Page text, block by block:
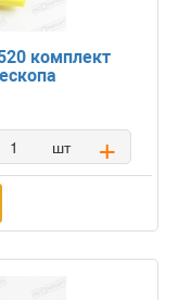
комплект
шт +